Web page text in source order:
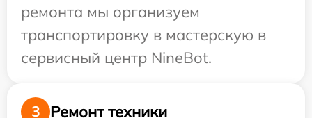
ремонта мы организуем
транспортировку в мастерскую в
сервисный центр NineBot.
3 Ремонт техники